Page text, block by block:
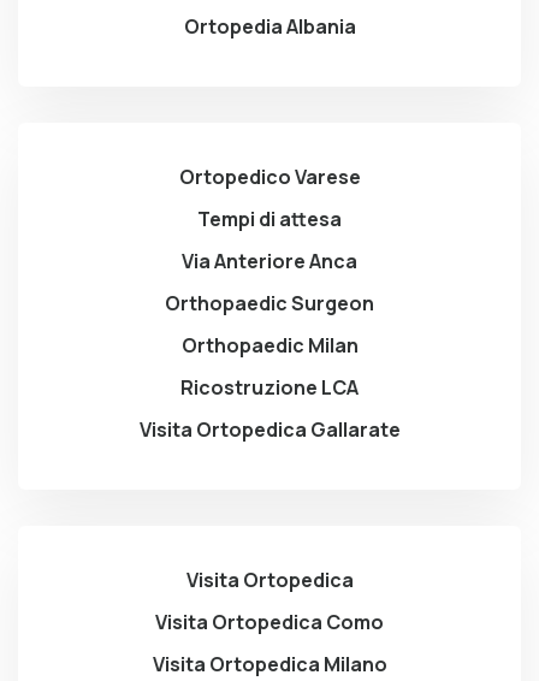
Ortopedia Albania
Ortopedico Varese
Tempi di attesa
Via Anteriore Anca
Orthopaedic Surgeon
Orthopaedic Milan
Ricostruzione LCA
Visita Ortopedica Gallarate
Visita Ortopedica
Visita Ortopedica Como
Visita Ortopedica Milano